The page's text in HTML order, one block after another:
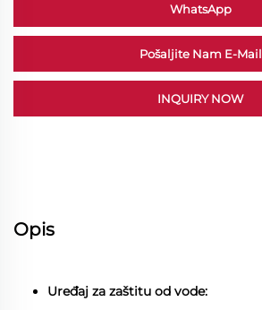
WhatsApp
Pošaljite Nam E-Mail
INQUIRY NOW
Opis
Uređaj za zaštitu od vode: